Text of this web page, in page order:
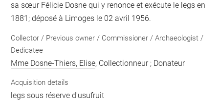
sa sœur Félicie Dosne qui y renonce et exécute le legs en
1881; déposé à Limoges le 02 avril 1956.
Collector / Previous owner / Commissioner / Archaeologist /
Dedicatee
Mme Dosne-Thiers, Elise, Collectionneur ; Donateur
Acquisition details
legs sous réserve d'usufruit